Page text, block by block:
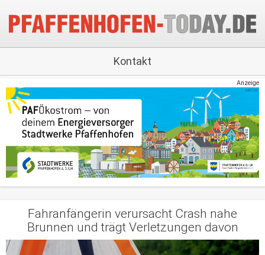
Kontakt
Anzeige
Fahranfängerin verursacht Crash nahe
Brunnen und trägt Verletzungen davon